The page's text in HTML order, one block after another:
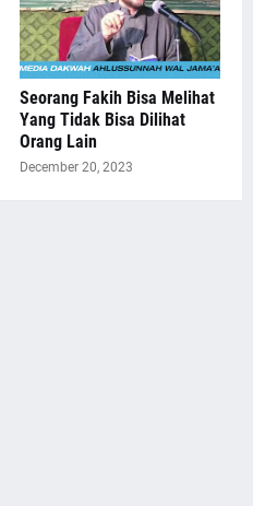
Seorang Fakih Bisa Melihat
Yang Tidak Bisa Dilihat
Orang Lain
December 20, 2023